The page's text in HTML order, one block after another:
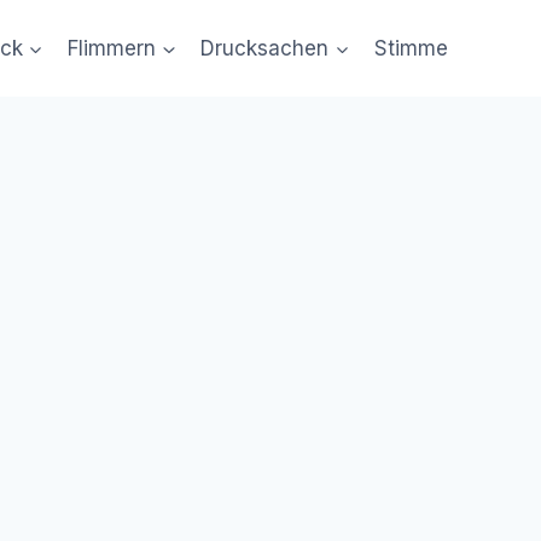
Flimmern Drucksachen Stimme